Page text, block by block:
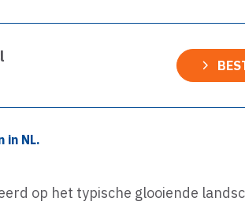
in NL.
op het typische glooiende